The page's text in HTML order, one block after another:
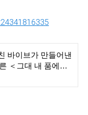
바이브가 만들어낸
＜그대 내 품에＞